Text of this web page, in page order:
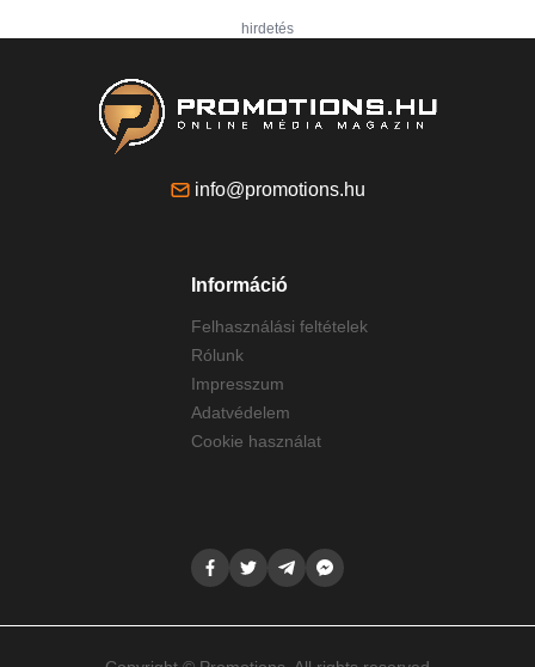
hirdetés
info@promotions.hu
Információ
Felhasználási feltételek
Rólunk
Impresszum
Adatvédelem
Cookie használat